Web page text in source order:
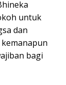
untuk
dan
bagi